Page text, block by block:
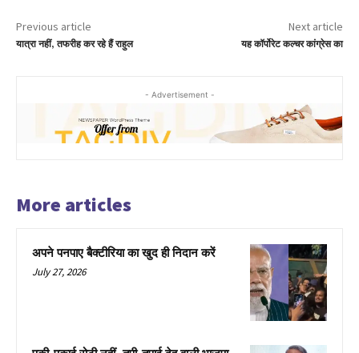
Previous article
यात्रा नहीं, तफरीह कर रहे हैं राहुल
Next article
यह कॉर्पोरेट कल्चर कांग्रेस का
- Advertisement -
More articles
अपने पनपाए बैक्टीरिया का खुद ही निदान करें
July 27, 2026